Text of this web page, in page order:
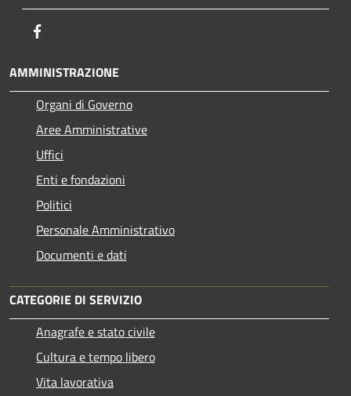
AMMINISTRAZIONE
Organi di Governo
Aree Amministrative
Uffici
Enti e fondazioni
Politici
Personale Amministrativo
Documenti e dati
CATEGORIE DI SERVIZIO
Anagrafe e stato civile
Cultura e tempo libero
Vita lavorativa